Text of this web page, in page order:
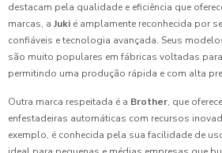
destacam pela qualidade e eficiência que
marcas, a Juki é amplamente reconhecida por
confiáveis e tecnologia avançada. Seus
são muito populares em fábricas voltadas
permitindo uma produção rápida e com alta
Outra marca respeitada é a Brother, que
enfestadeiras automáticas com recursos
exemplo, é conhecida pela sua facilidade de